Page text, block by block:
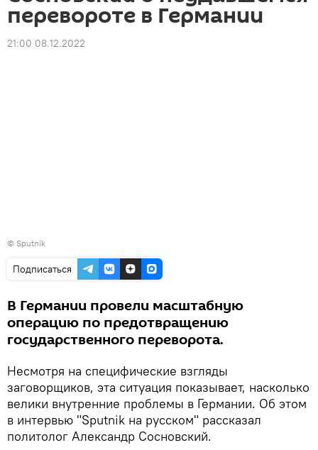
перевороте в Германии
21:00 08.12.2022
© Sputnik
Подписаться
В Германии провели масштабную
операцию по предотвращению
государственного переворота.
Несмотря на специфические взгляды
заговорщиков, эта ситуация показывает, насколько
велики внутренние проблемы в Германии. Об этом
в интервью "Sputnik на русском" рассказал
политолог Александр Сосновский.